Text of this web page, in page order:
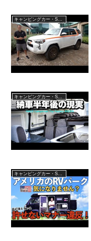
キャンピングカー・SUV人気車種
キャンピングカー・SUV人気車種